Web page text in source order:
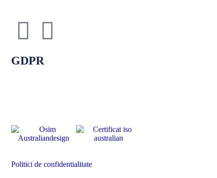
GDPR
Politici de confidentialitate